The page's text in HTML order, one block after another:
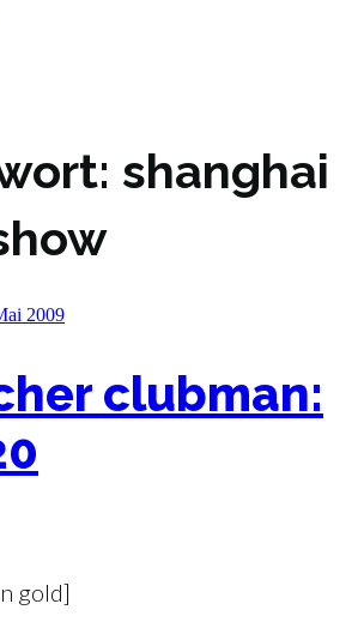
shanghai
2009
clubman:
gold]